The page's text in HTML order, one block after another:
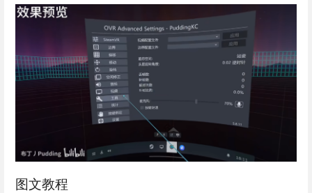
图文教程